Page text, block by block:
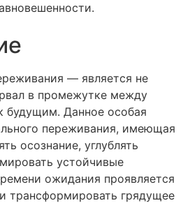
— является не
в промежутке между
будущим. Данное особая
переживания, имеющая
осознание, углублять
устойчивые
ожидания проявляется
трансформировать грядущее